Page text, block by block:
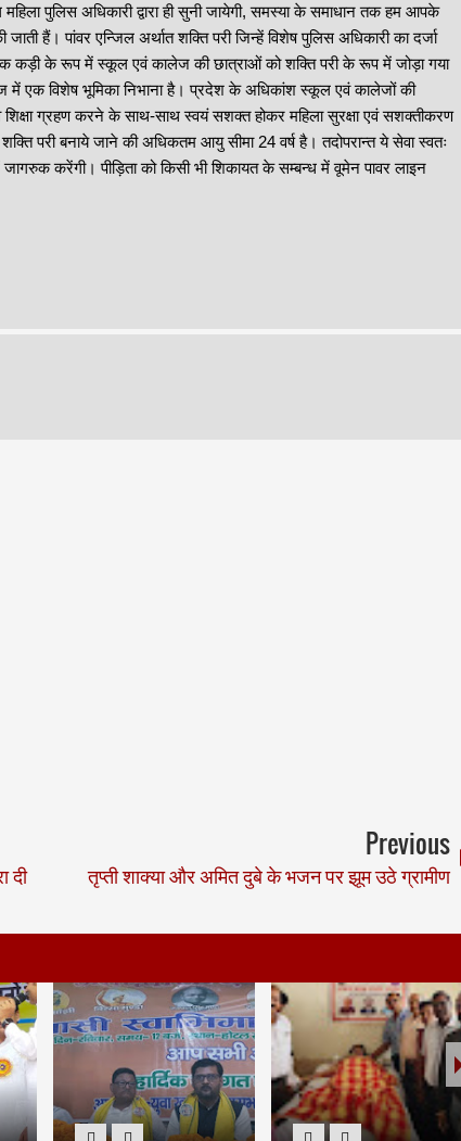
पुलिस अधिकारी द्वारा ही सुनी जायेगी, समस्या के समाधान तक हम आपके
हैं। पांवर एन्जिल अर्थात शक्ति परी जिन्हें विशेष पुलिस अधिकारी का दर्जा
कड़ी के रूप में स्कूल एवं कालेज की छात्राओं को शक्ति परी के रूप में जोड़ा गया
में एक विशेष भूमिका निभाना है। प्रदेश के अधिकांश स्कूल एवं कालेजों की
शिक्षा ग्रहण करने के साथ-साथ स्वयं सशक्त होकर महिला सुरक्षा एवं सशक्तीकरण
परी बनाये जाने की अधिकतम आयु सीमा 24 वर्ष है। तदोपरान्त ये सेवा स्वतः
करेंगी। पीड़िता को किसी भी शिकायत के सम्बन्ध में वूमेन पावर लाइन
दी
Previous
तृप्ती शाक्या और अमित दुबे के भजन पर झूम उठे ग्रामीण